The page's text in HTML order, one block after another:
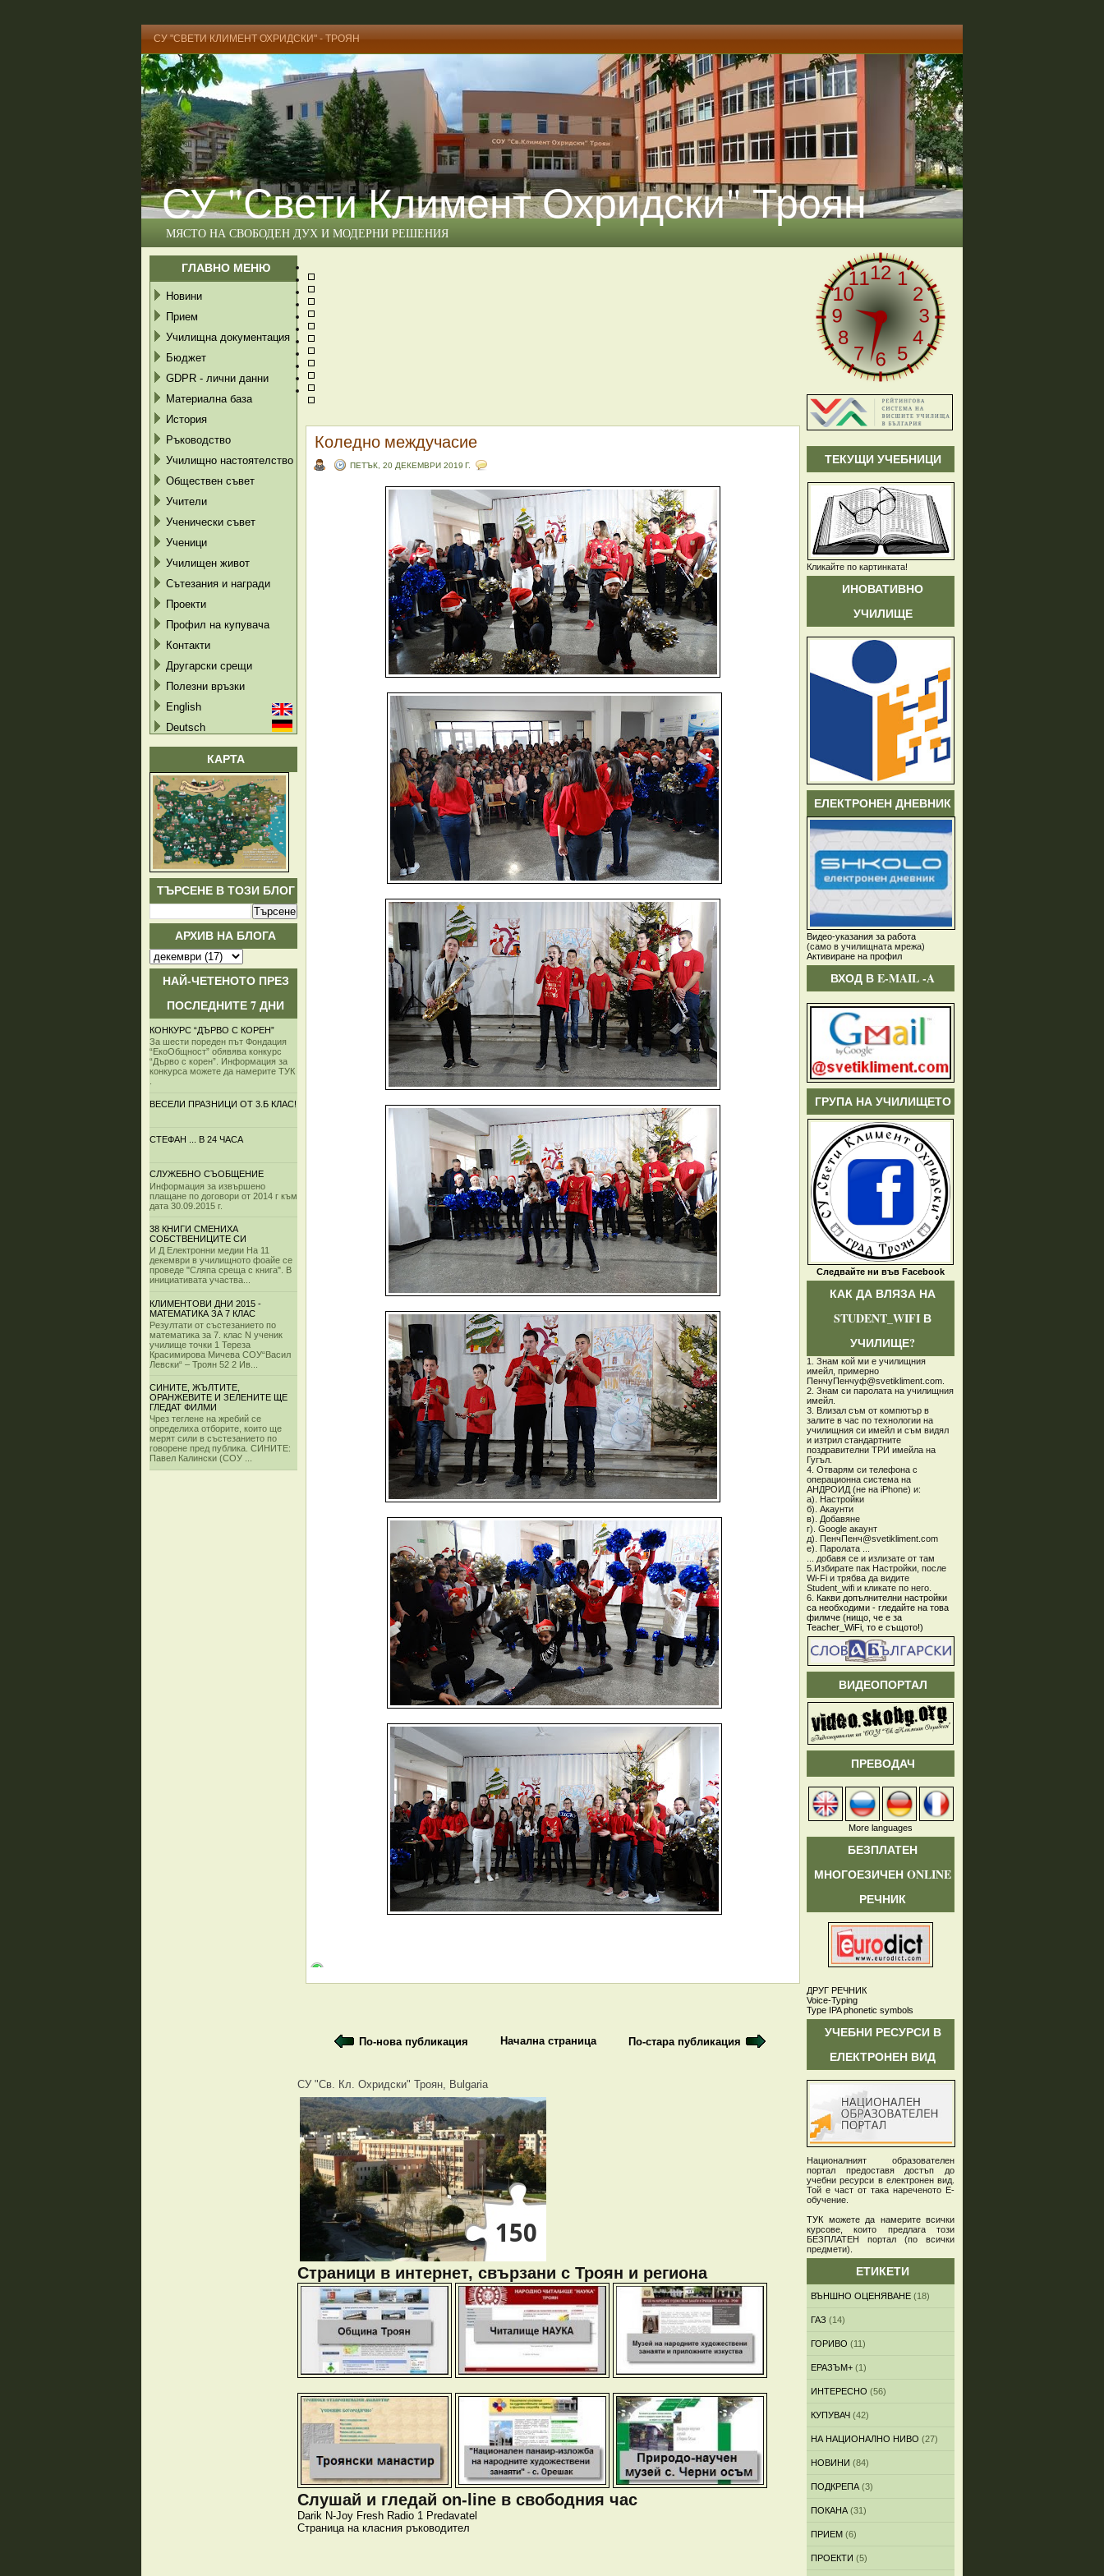
СУ "СВЕТИ КЛИМЕНТ ОХРИДСКИ" - ТРОЯН
СУ "Свети Климент Охридски" Троян
МЯСТО НА СВОБОДЕН ДУХ И МОДЕРНИ РЕШЕНИЯ
ГЛАВНО МЕНЮ
Новини
Прием
Училищна документация
Бюджет
GDPR - лични данни
Материална база
История
Ръководство
Училищно настоятелство
Обществен съвет
Учители
Ученически съвет
Ученици
Училищен живот
Сътезания и награди
Проекти
Профил на купувача
Контакти
Другарски срещи
Полезни връзки
English
Deutsch
КАРТА
ТЪРСЕНЕ В ТОЗИ БЛОГ
АРХИВ НА БЛОГА
НАЙ-ЧЕТЕНОТО ПРЕЗ
ПОСЛЕДНИТЕ 7 ДНИ
КОНКУРС “ДЪРВО С КОРЕН”
За шести пореден път Фондация
“ЕкоОбщност” обявява конкурс
“Дърво с корен”. Информация за
конкурса можете да намерите ТУК
ВЕСЕЛИ ПРАЗНИЦИ ОТ 3.Б КЛАС!
СТЕФАН ... В 24 ЧАСА
СЛУЖЕБНО СЪОБЩЕНИЕ
Информация за извършено
плащане по договори от 2014 г към
дата 30.09.2015 г.
38 КНИГИ СМЕНИХА
СОБСТВЕНИЦИТЕ СИ
И Д Електронни медии На 11
декември в училищното фоайе се
проведе "Сляпа среща с книга". В
инициативата участва...
КЛИМЕНТОВИ ДНИ 2015 -
МАТЕМАТИКА ЗА 7 КЛАС
Резултати от състезанието по
математика за 7. клас N ученик
училище точки 1 Тереза
Красимирова Мичева СОУ“Васил
Левски“ – Троян 52 2 Ив...
СИНИТЕ, ЖЪЛТИТЕ,
ОРАНЖЕВИТЕ И ЗЕЛЕНИТЕ ЩЕ
ГЛЕДАТ ФИЛМИ
Чрез теглене на жребий се
определиха отборите, които ще
мерят сили в състезанието по
говорене пред публика. СИНИТЕ:
Павел Калински (СОУ ...
Коледно междучасие
ПЕТЪК, 20 ДЕКЕМВРИ 2019 Г.
По-нова публикация По-стара публикация
Начална страница
СУ "Св. Кл. Охридски" Троян, Bulgaria
Страници в интернет, свързани с Троян и региона
Слушай и гледай on-line в свободния час
Darik N-Joy Fresh Radio 1 Predavatel
Страница на класния ръководител
ТЕКУЩИ УЧЕБНИЦИ
Кликайте по картинката!
ИНОВАТИВНО
УЧИЛИЩЕ
ЕЛЕКТРОНЕН ДНЕВНИК
Видео-указания за работа
(само в училищната мрежа)
Активиране на профил
ВХОД В E-MAIL -A
ГРУПА НА УЧИЛИЩЕТО
Следвайте ни във Facebook
КАК ДА ВЛЯЗА НА
STUDENT_WIFI В
УЧИЛИЩЕ?
1. Знам кой ми е училищния
имейл, примерно
ПенчуПенчуф@svetikliment.com.
2. Знам си паролата на училищния
имейл.
3. Влизал съм от компютър в
залите в час по технологии на
училищния си имейл и съм видял
и изтрил стандартните
поздравителни ТРИ имейла на
Гугъл.
4. Отварям си телефона с
операционна система на
АНДРОИД (не на iPhone) и:
а). Настройки
б). Акаунти
в). Добавяне
г). Google акаунт
д). ПенчПенч@svetikliment.com
е). Паролата ...
... добавя се и излизате от там
5.Избирате пак Настройки, после
Wi-Fi и трябва да видите
Student_wifi и кликате по него.
6. Какви допълнителни настройки
са необходими - гледайте на това
филмче (нищо, че е за
Teacher_WiFi, то е същото!)
ВИДЕОПОРТАЛ
ПРЕВОДАЧ
More languages
БЕЗПЛАТЕН
МНОГОЕЗИЧЕН ONLINE
РЕЧНИК
ДРУГ РЕЧНИК
Voice-Typing
Type IPA phonetic symbols
УЧЕБНИ РЕСУРСИ В
ЕЛЕКТРОНЕН ВИД
Националният образователен
портал предоставя достъп до
учебни ресурси в електронен вид.
Той е част от така нареченото Е-
обучение.
ТУКможете да намерите всички
курсове, които предлага този
БЕЗПЛАТЕН портал (по всички
предмети).
ЕТИКЕТИ
ВЪНШНО ОЦЕНЯВАНЕ (18)
ГАЗ (14)
ГОРИВО (11)
ЕРАЗЪМ+ (1)
ИНТЕРЕСНО (56)
КУПУВАЧ (42)
НА НАЦИОНАЛНО НИВО (27)
НОВИНИ (84)
ПОДКРЕПА (3)
ПОКАНА (31)
ПРИЕМ (6)
ПРОЕКТИ (5)